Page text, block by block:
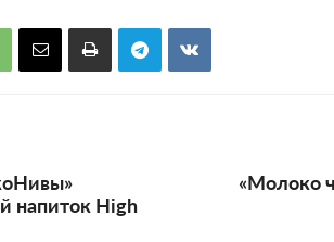
напиток High
«Молоко